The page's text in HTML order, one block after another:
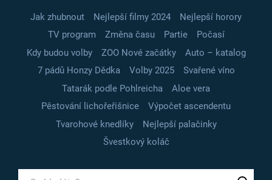
Jak zhubnout Nejlepší filmy 2024
Nejlepší horory
TV program
Změna času Partie
Počasí
Kdy budou volby
ZOO Nové začátky
Auto – katalog
7 pádů Honzy Dědka
Volby 2025
Svařené víno
Tatarák podle Pohlreicha
Aloe vera
Pěstování lichořeřišnice
Výpočet ascendentu
Tvarohové knedlíky
Nejlepší palačinky
Švestkový koláč